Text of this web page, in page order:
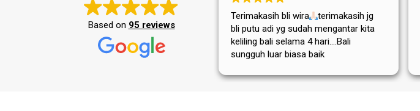
Based on 95 reviews
Terimakasih bli wira
terimakasih jg
bli putu adi yg sudah mengantar kita
keliling bali selama 4 hari....Bali
sungguh luar biasa baik
tempat wisatanya....semoga tripon